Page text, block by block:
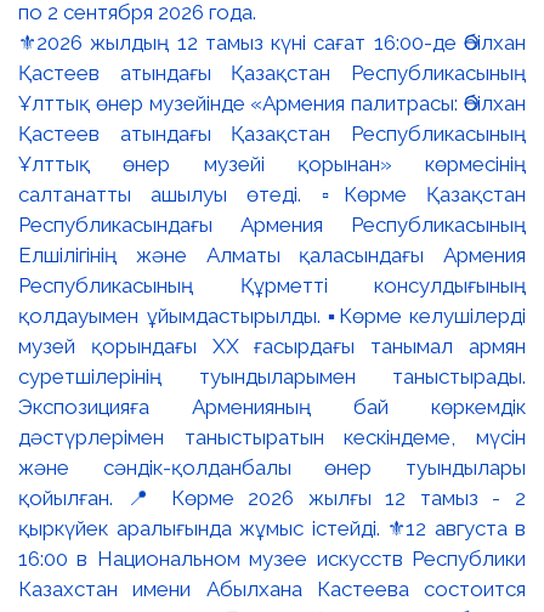
⚜️2026 жылдың 12 тамыз күні сағат 16:00-де Әбілхан
Қастеев атындағы Қазақстан Республикасының
Ұлттық өнер музейінде «Армения палитрасы: Әбілхан
Қастеев атындағы Қазақстан Республикасының
Ұлттық өнер музейі қорынан» көрмесінің
салтанатты ашылуы өтеді. ▫️Көрме Қазақстан
Республикасындағы Армения Республикасының
Елшілігінің және Алматы қаласындағы Армения
Республикасының Құрметті консулдығының
қолдауымен ұйымдастырылды. ▪️Көрме келушілерді
музей қорындағы ХХ ғасырдағы танымал армян
суретшілерінің туындыларымен таныстырады.
Экспозицияға Арменияның бай көркемдік
дәстүрлерімен таныстыратын кескіндеме, мүсін
және сәндік-қолданбалы өнер туындылары
қойылған. 📍 Көрме 2026 жылғы 12 тамыз - 2
қыркүйек аралығында жұмыс істейді. ⚜️12 августа в
16:00 в Национальном музее искусств Республики
Казахстан имени Абылхана Кастеева состоится